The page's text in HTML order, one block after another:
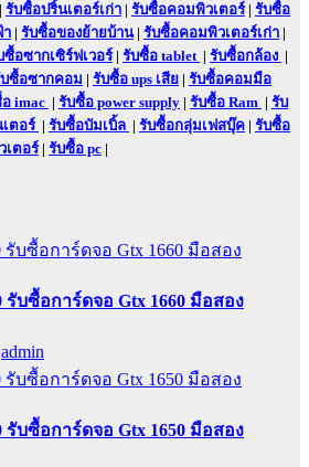
| รับซื้อปริ้นเตอร์เก่า | รับซื้อคอมพิวเตอร์| รับซื้อ
า | รับซื้อของย้ายบ้าน| รับซื้อคอมพิวเตอร์เก่า |
ซื้อซากเซิร์ฟเวอร์| รับซื้อ tablet | รับซื้อกล้อง |
ซื้อซากคอม | รับซื้อ ups เสีย | รับซื้อคอมมือ
imac | รับซื้อ power supply | รับซื้อ Ram | รับ
ตอร์ | รับซื้อบัมเบิ้ล | รับซื้อกลุ่มเฟสบุ๊ค | รับซื้อ
เตอร์| รับซื้อ pc |
รับซื้อการ์ดจอ Gtx 1660 มือสอง
รับซื้อการ์ดจอ Gtx 1660 มือสอง
admin
รับซื้อการ์ดจอ Gtx 1650 มือสอง
รับซื้อการ์ดจอ Gtx 1650 มือสอง